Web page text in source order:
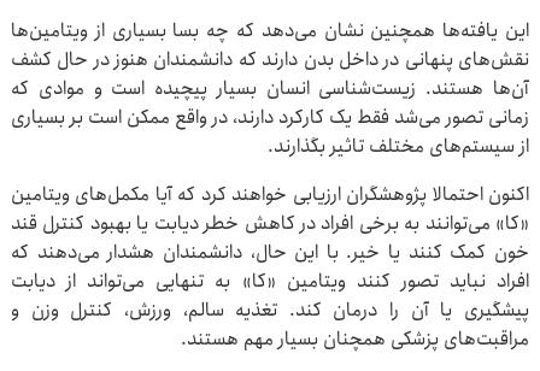
این یافته‌ها همچنین نشان می‌دهد که چه بسا بسیاری از ویتامین‌ها
نقش‌های پنهانی در داخل بدن دارند که دانشمندان هنوز در حال کشف
آن‌ها هستند. زیست‌شناسی انسان بسیار پیچیده است و موادی که
زمانی تصور می‌شد فقط یک کارکرد دارند، در واقع ممکن است بر بسیاری
از سیستم‌های مختلف تاثیر بگذارند.
اکنون احتمالا پژوهشگران ارزیابی خواهند کرد که آیا مکمل‌های ویتامین
«کا» می‌توانند به برخی افراد در کاهش خطر دیابت یا بهبود کنترل قند
خون کمک کنند یا خیر. با این حال، دانشمندان هشدار می‌دهند که
افراد نباید تصور کنند ویتامین «کا» به تنهایی می‌تواند از دیابت
پیشگیری یا آن را درمان کند. تغذیه سالم، ورزش، کنترل وزن و
مراقبت‌های پزشکی همچنان بسیار مهم هستند.